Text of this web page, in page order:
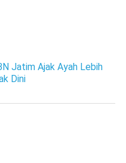
Jatim Ajak Ayah Lebih
Dini